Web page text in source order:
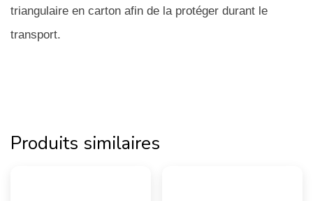
triangulaire en carton afin de la protéger durant le
transport.
Produits similaires